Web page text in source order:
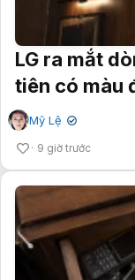
LG ra mắt
tiên có màu
Mỹ Lệ ✔
9 giờ trước